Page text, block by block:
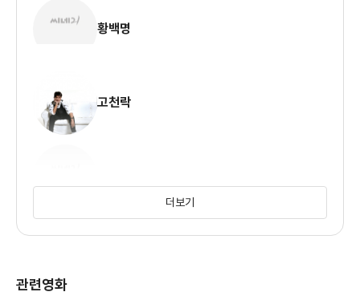
황백명
고천락
더보기
관련영화